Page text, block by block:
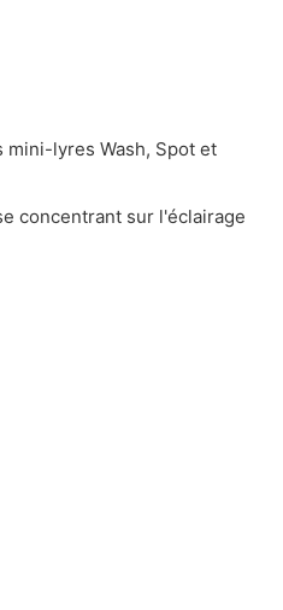
mini-lyres Wash, Spot et
concentrant sur l'éclairage